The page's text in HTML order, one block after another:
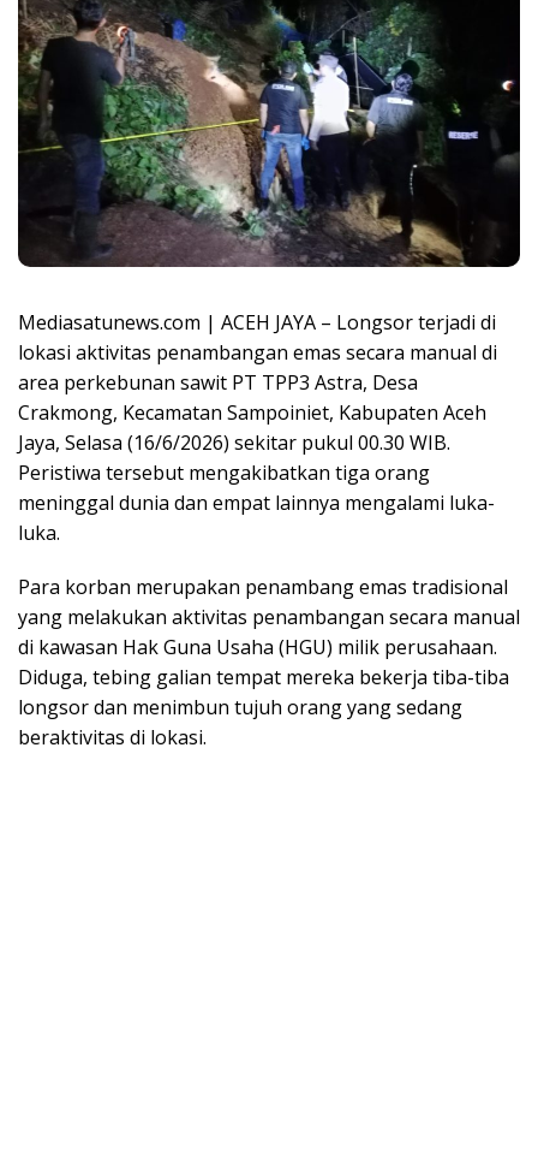
Mediasatunews.com | ACEH JAYA – Longsor terjadi di
lokasi aktivitas penambangan emas secara manual di
area perkebunan sawit PT TPP3 Astra, Desa
Crakmong, Kecamatan Sampoiniet, Kabupaten Aceh
Jaya, Selasa (16/6/2026) sekitar pukul 00.30 WIB.
Peristiwa tersebut mengakibatkan tiga orang
meninggal dunia dan empat lainnya mengalami luka-
luka.
Para korban merupakan penambang emas tradisional
yang melakukan aktivitas penambangan secara manual
di kawasan Hak Guna Usaha (HGU) milik perusahaan.
Diduga, tebing galian tempat mereka bekerja tiba-tiba
longsor dan menimbun tujuh orang yang sedang
beraktivitas di lokasi.